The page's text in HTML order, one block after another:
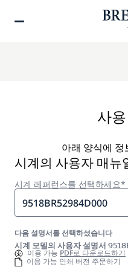
사
아래 양식에
시계의 사용자 매뉴
시계 레퍼런스를 선택하세요*
9518BR52984D000
다음 설명서를 선택하셨습니다
시계 모델의 사용자 설명서
이용 가능 PDF로 다운로드하기
이용 가능 인쇄 버전 주문하기